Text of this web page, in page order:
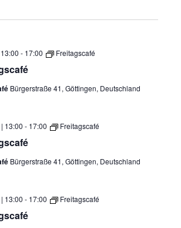
- 17:00 Freitagscafé
Bürgerstraße 41, Göttingen, Deutschland
13:00 - 17:00 Freitagscafé
Bürgerstraße 41, Göttingen, Deutschland
13:00 - 17:00 Freitagscafé